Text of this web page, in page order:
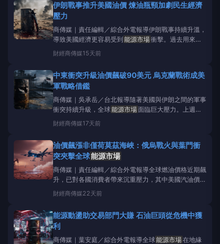
詩怒火行動」（Operatio
伊朗戰事推升美國油價 煉油瓶頸加劇民生經濟
壓力
商傳媒｜責任編輯／綜合外電報導伊朗戰事持續升溫，
導致美國經濟更容易受到能源市場衝擊。過去用來保
護民眾免受價格飆漲影響的緩衝機制正逐漸耗盡，這場
戰事預計將持續侵蝕美國民眾今年夏季的生活水準。根
國平均汽油零售價為每加侖4.06美元，較
財經商傳媒15天前
中東衝突升級油價飆破90美元 烏克蘭戰術成美
軍戰略借鑑
商傳媒｜吳承岳／台北報導隨著美國與伊朗之間的軍事
衝突持續升級，全球能源市場面臨巨大壓力。上週
末，美國對伊朗目標發動新一輪空襲，伊朗則以襲擊波
斯灣地區的美國利益作為回應，導致多名美軍人員傷
伯實施海上禁運，加劇了紅海（RedSea）航道的緊張
財經商傳媒17天前
油價飆漲非僅荷莫茲海峽：俄烏戰火與葉門衝
突夾擊全球能源市場
商傳媒｜責任編輯／綜合外電報導全球燃油價格近期飆
升，已對各國消費者帶來沉重壓力，其中美國汽油價格
週三（15日）平均每加侖達到3.89美元，柴油價格則
來到4.94美元。儘管荷莫茲海峽的緊張局勢是主要因
球能源成本。荷莫茲海峽是全球
財經商傳媒22天前
能源動盪助交易部門大賺 石油巨頭從危機中獲
利
商傳媒｜葉安庭／綜合外電報導全球能源市場在地緣